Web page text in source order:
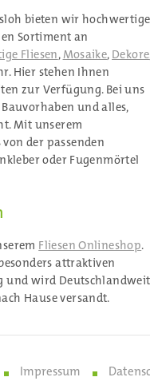
bieten wir hochwertige
Sortiment an
Fliesen , Mosaike, Dekore
Hier stehen Ihnen
zur Verfügung. Bei uns
und alles,
Mit unserem
der passenden
oder Fugenmörtel
Fliesen Onlineshop.
attraktiven
und wird Deutschlandweit
Hause versandt.
Impressum